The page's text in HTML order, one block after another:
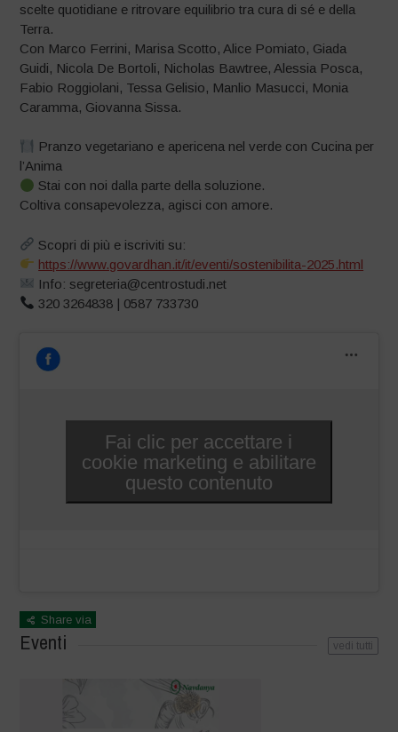
scelte quotidiane e ritrovare equilibrio tra cura di sé e della
Terra.
Con Marco Ferrini, Marisa Scotto, Alice Pomiato, Giada
Guidi, Nicola De Bortoli, Nicholas Bawtree, Alessia Posca,
Fabio Roggiolani, Tessa Gelisio, Manlio Masucci, Monia
Caramma, Giovanna Sissa.
Pranzo vegetariano e apericena nel verde con Cucina per
l’Anima
Stai con noi dalla parte della soluzione.
Coltiva consapevolezza, agisci con amore.
Scopri di più e iscriviti su:
https://www.govardhan.it/it/eventi/sostenibilita-2025.html
Info: segreteria@centrostudi.net
320 3264838 | 0587 733730
Fai clic per accettare i
cookie marketing e abilitare
questo contenuto
Share via
Eventi vedi tutti